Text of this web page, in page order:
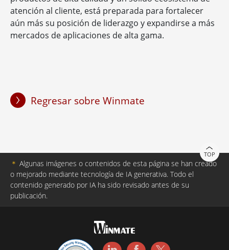
atención al cliente, está preparada para fortalecer
aún más su posición de liderazgo y expandirse a más
mercados de aplicaciones de alta gama.
Regresar sobre Winmate
TOP
＊ Algunas imágenes o contenidos de esta página se han creado
o mejorado mediante tecnología de IA generativa. Todo el
contenido generado por IA ha sido revisado antes de su
publicación.